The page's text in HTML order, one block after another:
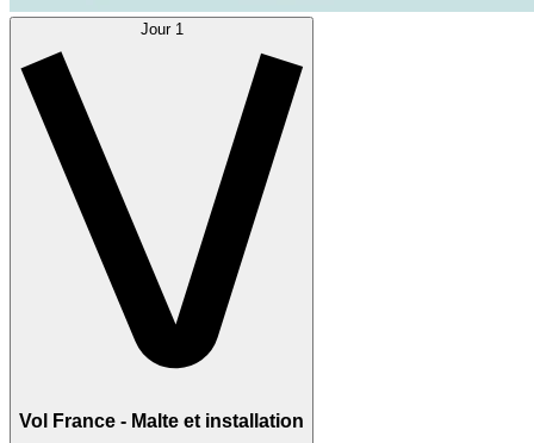
Jour 1
Vol France - Malte et installation